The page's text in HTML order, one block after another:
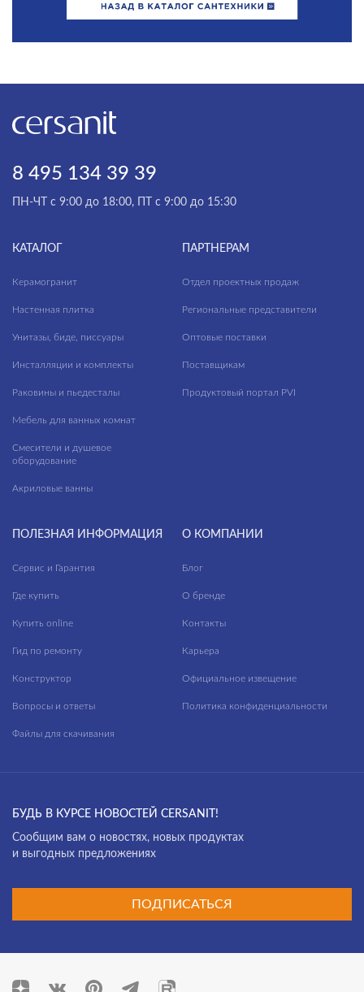
8 495 134 39 39
ПН-ЧТ с 9:00 до 18:00, ПТ с 9:00 до 15:30
КАТАЛОГ
Керамогранит
Настенная плитка
Унитазы, биде, писсуары
Инсталляции и комплекты
Раковины и пьедесталы
Мебель для ванных комнат
Смесители и душевое
оборудование
Акриловые ванны
ПАРТНЕРАМ
Отдел проектных продаж
Региональные представители
Оптовые поставки
Поставщикам
Продуктовый портал PVI
ПОЛЕЗНАЯ ИНФОРМАЦИЯ
Сервис и Гарантия
Где купить
Купить online
Гид по ремонту
Конструктор
Вопросы и ответы
Файлы для скачивания
О КОМПАНИИ
Блог
О бренде
Контакты
Карьера
Официальное извещение
Политика конфиденциальности
БУДЬ В КУРСЕ НОВОСТЕЙ CERSANIT!
Cообщим вам о новостях, новых продуктах
и выгодных предложениях
ПОДПИСАТЬСЯ